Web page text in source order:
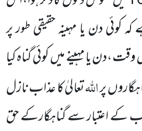
کوئی دن یا مہینہ حقیقی طور پر
وقت ،دن یا مہینے میںکوئی گناہ کیا
پراللہتعالیٰ کا عذاب نازل
کے اعتبار سے گناہگارکے حق